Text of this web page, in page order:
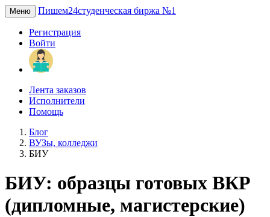
Меню Пишем24студенческая биржа №1
Регистрация
Войти
Лента заказов
Исполнители
Помощь
Блог
ВУЗы, колледжи
БИУ
БИУ: образцы готовых ВКР
(дипломные, магистерские)